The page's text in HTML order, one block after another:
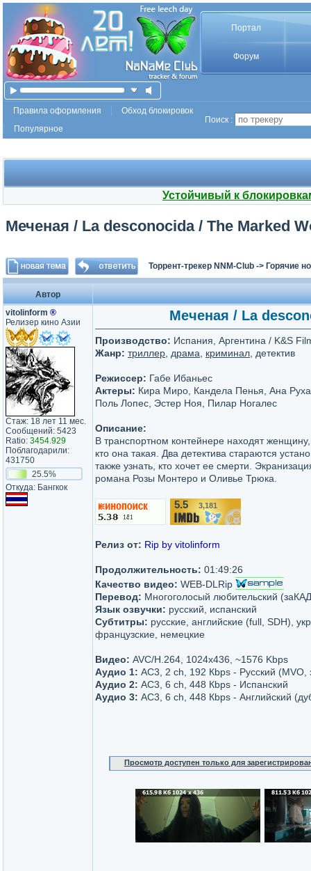
Портал
Форум
Правила оформления
Обход блокировок
Популярное
Поиск :
Устойчивый к
Меченая / La desconocida / The Marked
Торрент-трекер NNM-Club -> Горячие
Автор
vitolinform ®
Релизер кино Азии
Стаж: 18 лет 11 мес.
Сообщений: 5423
Ratio: 3454.929
Поблагодарили:
431750
25.5%
Откуда: Бангкок
Меченая / La
Производство: Испания, Аргентина / K&S
Жанр: триллер драма криминал , детектив
Режиссер: Габе Ибаньес
Актеры: Кира Миро, Кандела Пенья, Ана
Поль Лопес, Эстер Ноя, Пилар Ногалес
Описание:
В транспортном контейнере находят
кто она такая. Два детектива стараются
также узнать, кто хочет ее смерти.
романа Розы Монтеро и Оливье Трюка.
5.5 3,181
Релиз от: Rip by vitolinform
Продолжительность: 01:49:26
Качество видео: WEB-DLRip
Перевод: Многоголосый любительский
Язык озвучки: русский, испанский
Субтитры: русские, английские (full, SDH),
французские, немецкие
Видео: AVC/H.264, 1024x436, ~1576 Kbps
Аудио 1: AC3, 2 ch, 192 Кbps - Русский
Аудио 2: AC3, 6 ch, 448 Кbps - Испанский
Аудио 3: AC3, 6 ch, 448 Кbps - Английский
Просмотр доступен только для